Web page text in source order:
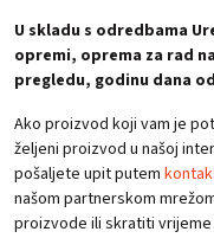
U skladu s odredbama
opremi, oprema za rad
pregledu, godinu dana
Ako proizvod koji vam je
željeni proizvod u našoj
pošaljete upit putem
našom partnerskom
proizvode ili skratiti